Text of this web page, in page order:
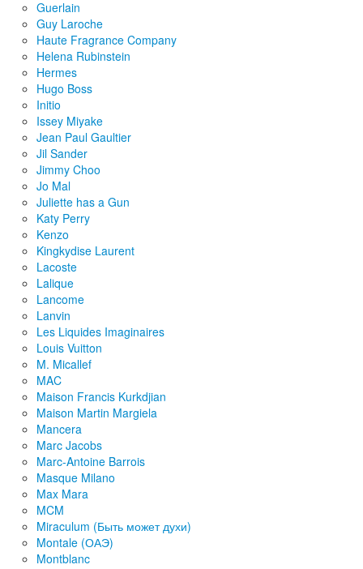
Guerlain
Guy Laroche
Haute Fragrance Company
Helena Rubinstein
Hermes
Hugo Boss
Initio
Issey Miyake
Jean Paul Gaultier
Jil Sander
Jimmy Choo
Jo Mal
Juliette has a Gun
Katy Perry
Kenzo
Kingkydise Laurent
Lacoste
Lalique
Lancome
Lanvin
Les Liquides Imaginaires
Louis Vuitton
M. Micallef
MAC
Maison Francis Kurkdjian
Maison Martin Margiela
Mancera
Marc Jacobs
Marc-Antoine Barrois
Masque Milano
Max Mara
MCM
Miraculum (Быть может духи)
Montale (ОАЭ)
Montblanc